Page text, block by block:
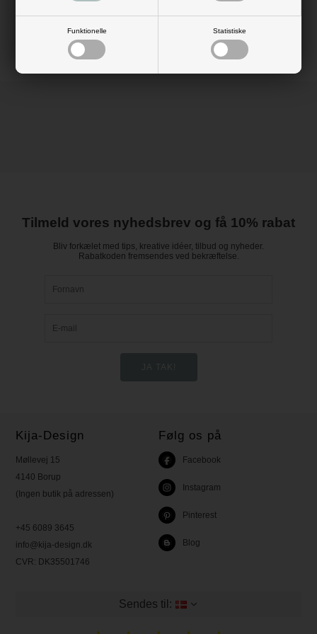
Funktionelle Statistiske
Tilmeld vores nyhedsbrev og få 10% rabat
Bliv forkælet med tips, kreative idéer, tilbud og nyheder.
Rabatkoden fremsendes ved bekræftelse.
Kija-Design
Møllevej 15
4140 Borup
(Ingen butik på adressen)
+45 6089 3645
info@kija-design.dk
CVR: DK35501746
Følg os på
Facebook
Instagram
Pinterest
Blog
Sendes til: